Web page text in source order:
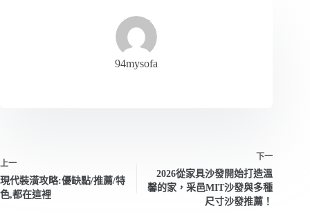
94mysofa
上一
現代裝潢攻略:優缺點/推薦/特
色,都在這裡
下一
2026從家具沙發開始打造溫
馨的家，采邑MIT沙發與多種
尺寸沙發推薦！